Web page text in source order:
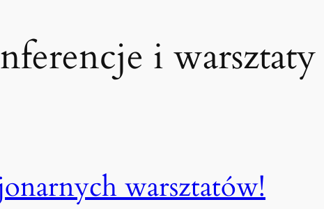
i warsztaty
warsztatów!